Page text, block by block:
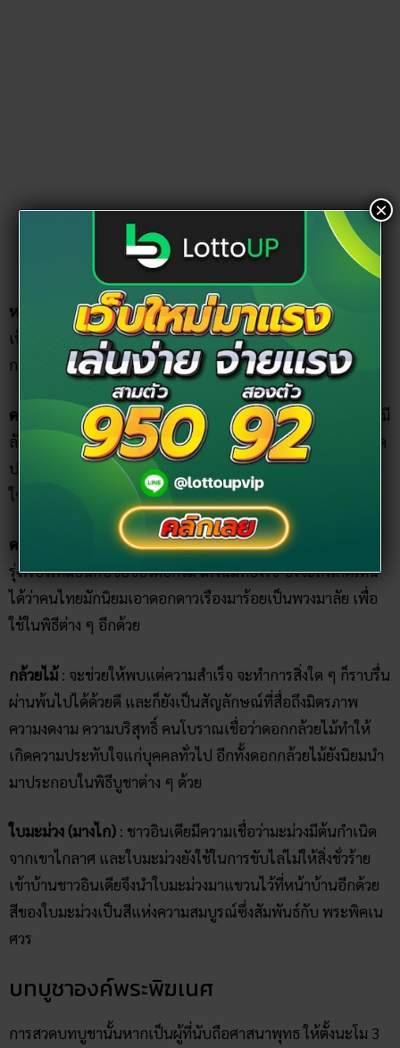
หญ้าแพรก (ใบทุรวา): หญ้าแพรก หรืออีกชื่อที่เรียกว่าใบทุรวา
เป็นไม้ที่ใช้ในการบูชาพระพิฆเนศ มีความหมายมงคล หมายถึง
การเจริญของสติปัญญาที่งอกงาม และแตกฉาน
ดอกกุหลาบสีแดง: ความมีเสน่ห์แก่ผู้พบเห็น เพราะด้วยความที่มี
ลักษณะและสีสันที่สวยงาม โบราณจึงเชื่อกันว่าหากครอบครัวใด
ปลูกกุหลาบเอาไว้ภายในบริเวณบ้าน ก็จะช่วยเพิ่มความสง่างาม
ให้ ใคร ๆ ต่างก็รักและชื่นชม
ดอกดาวเรือง
: ช่วยส่งเสริมให้ชีวิตมีแต่ความเจริญก้าวหน้า
รุ่งเรืองเหมือนกับชื่อของดอกไม้ มีเงินมีทองใช้ ซึ่งจะสังเกตเห็น
ได้ว่าคนไทยมักนิยมเอาดอกดาวเรืองมาร้อยเป็นพวงมาลัย เพื่อ
ใช้ในพิธีต่าง ๆ อีกด้วย
กล้วยไม้ : จะช่วยให้พบแต่ความสำเร็จ จะทำการสิ่งใด ๆ ก็ราบรื่น
ผ่านพ้นไปได้ด้วยดี และก็ยังเป็นสัญลักษณ์ที่สื่อถึงมิตรภาพ
ความงดงาม ความบริสุทธิ์ คนโบราณเชื่อว่าดอกกล้วยไม้ทำให้
เกิดความประทับใจแก่บุคคลทั่วไป อีกทั้งดอกกล้วยไม้ยังนิยมนำ
มาประกอบในพิธีบูชาต่าง ๆ ด้วย
ใบมะม่วง (มางไก) : ชาวอินเดียมีความเชื่อว่ามะม่วงมีต้นกำเนิด
จากเขาไกลาศ และใบมะม่วงยังใช้ในการขับไล่ไม่ให้สิ่งชั่วร้าย
เข้าบ้านชาวอินเดียจึงนำใบมะม่วงมาแขวนไว้ที่หน้าบ้านอีกด้วย
สีของใบมะม่วงเป็นสีแห่งความสมบูรณ์ซึ่งสัมพันธ์กับ พระพิคเน
ศวร
บทบูชาองค์พระพิฆเนศ
การสวดบทบูชานั้นหากเป็นผู้ที่นับถือศาสนาพุทธ ให้ตั้งนะโม 3
×